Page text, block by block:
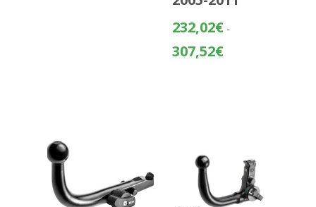
232,02€ -
307,52€Rango